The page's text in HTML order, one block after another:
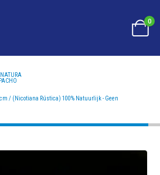
0
/ (NICOTIANA RÚSTICA) 100% NATUURLIJK - GEEN
/ (Nicotiana Rústica) 100% Natuurlijk - Geen